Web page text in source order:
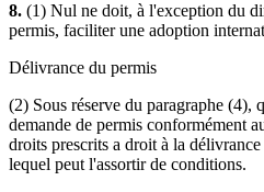
8. (1) Nul ne doit, à l'exception du
permis, faciliter une adoption
Délivrance du permis
(2) Sous réserve du paragraphe (4),
demande de permis conformément
droits prescrits a droit à la
lequel peut l'assortir de conditions.